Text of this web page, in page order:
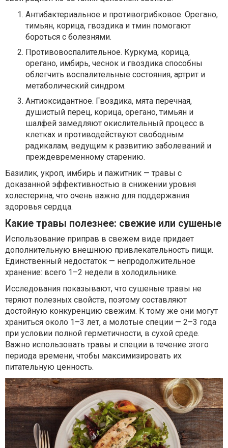
Антибактериальное и противогрибковое. Орегано,
тимьян, корица, гвоздика и тмин помогают
бороться с болезнями.
Противовоспалительное. Куркума, корица,
орегано, имбирь, чеснок и гвоздика способны
облегчить воспалительные состояния, артрит и
метаболический синдром.
Антиоксидантное. Гвоздика, мята перечная,
душистый перец, корица, орегано, тимьян и
шалфей замедляют окислительный процесс в
клетках и противодействуют свободным
радикалам, ведущим к развитию заболеваний и
преждевременному старению.
Базилик, укроп, имбирь и пажитник — травы с
доказанной эффективностью в снижении уровня
холестерина, что очень важно для поддержания
здоровья сердца.
Какие травы полезнее: свежие или сушеные
Использование приправ в свежем виде придает
дополнительную внешнюю привлекательность пищи.
Единственный недостаток — непродолжительное
хранение: всего 1–2 недели в холодильнике.
Исследования показывают, что сушеные травы не
теряют полезных свойств, поэтому составляют
достойную конкуренцию свежим. К тому же они могут
храниться около 1–3 лет, а молотые специи — 2–3 года
при условии полной герметичности, в сухой среде.
Важно использовать травы и специи в течение этого
периода времени, чтобы максимизировать их
питательную ценность.